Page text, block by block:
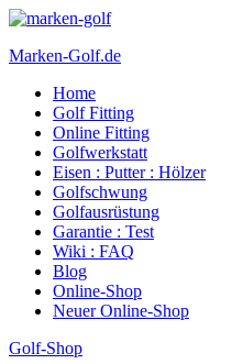
Marken-Golf.de
Golfschläger made in Germany
Home
Golf Fitting
Online Fitting
Golfwerkstatt
Eisen : Putter : Hölzer
Golfschwung
Golfausrüstung
Garantie : Test
Wiki : FAQ
Blog
Online-Shop
Neuer Online-Shop
Golf-Shop